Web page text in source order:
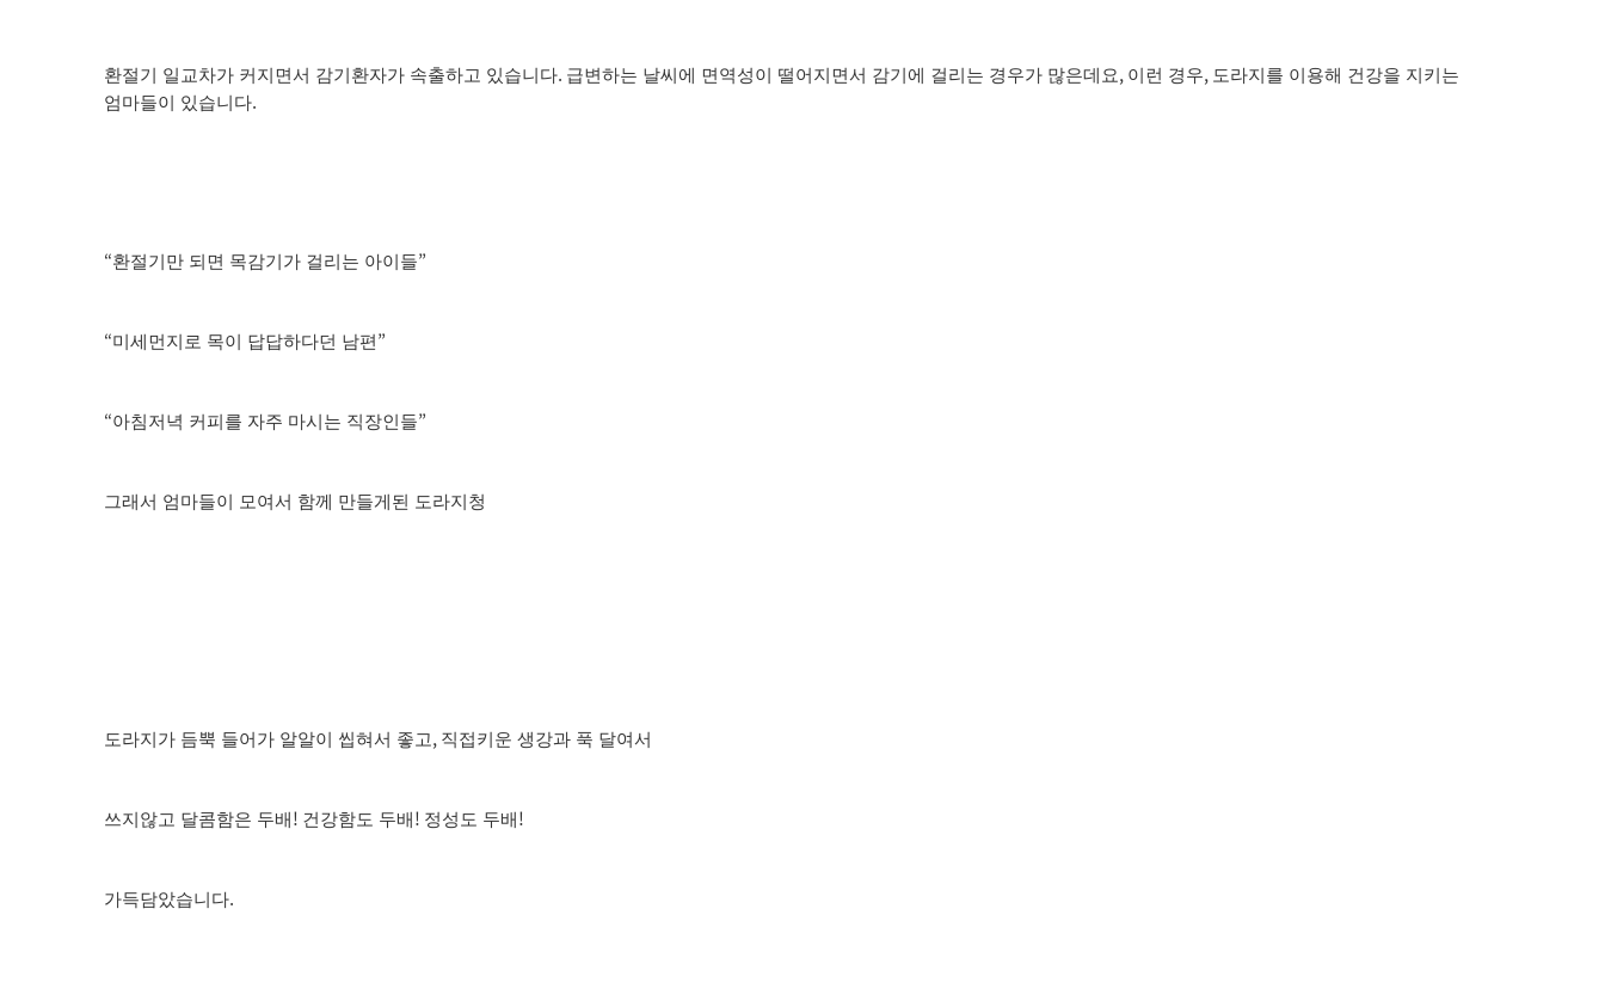
환절기 일교차가 커지면서 감기환자가 속출하고 있습니다. 급변하는 날씨에 면역성이 떨어지면서 감기에 걸리는 경우가 많은데요, 이런 경우, 도라지를 이용해 건강을 지키는
엄마들이 있습니다.
“환절기만 되면 목감기가 걸리는 아이들”
“미세먼지로 목이 답답하다던 남편 ”
“아침저녁 커피를 자주 마시는 직장인들”
그래서 엄마들이 모여서 함께 만들게된 도라지청
도라지가 듬뿍 들어가 알알이 씹혀서 좋고, 직접키운 생강과 푹 달여서
쓰지않고 달콤함은 두배 ! 건강함도 두배 ! 정성도 두배 !
가득담았습니다.